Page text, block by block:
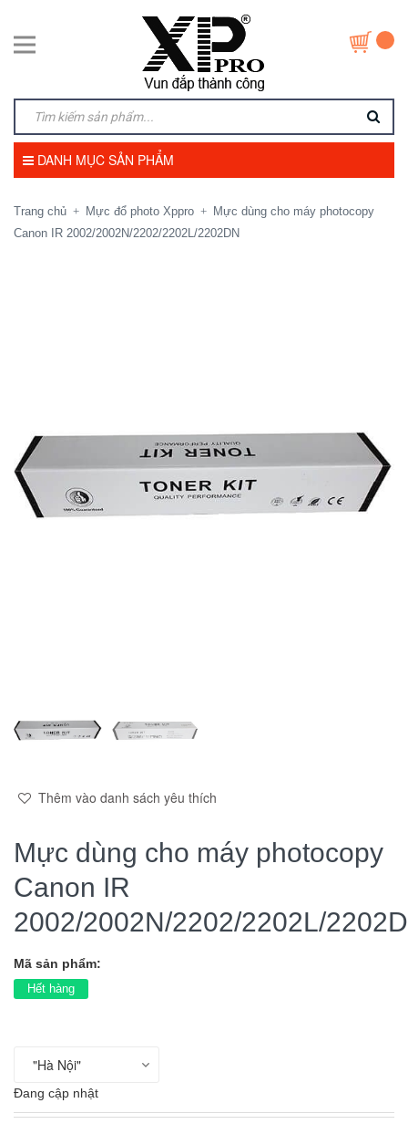
DANH MỤC SẢN PHẨM
Trang chủ + Mực đổ photo Xppro +
Mực dùng cho máy photocopy
Canon IR 2002/2002N/2202/2202L/2202DN
Thêm vào danh sách yêu thích
Mực dùng cho máy photocopy
Canon IR
2002/2002N/2202/2202L/
Mã sản phẩm:
Hết hàng
Đang cập nhật